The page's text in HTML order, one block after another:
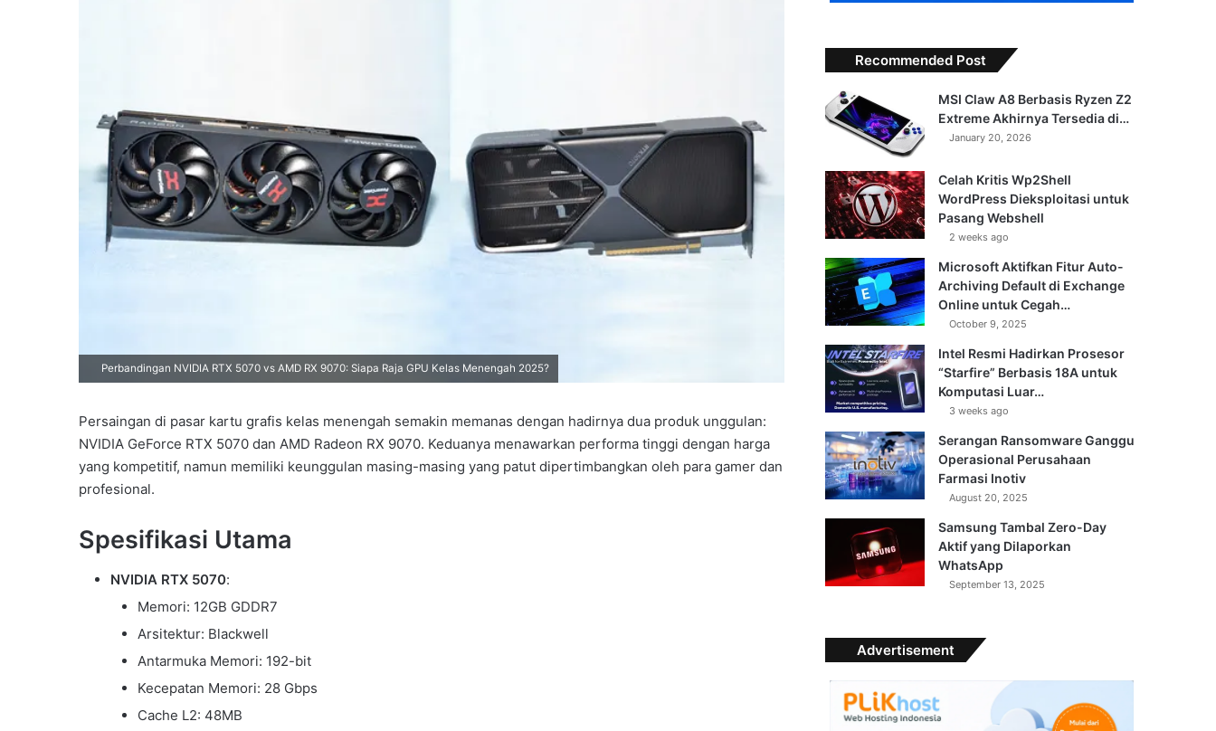
Perbandingan NVIDIA RTX 5070 vs AMD RX 9070: Siapa Raja GPU Kelas Menengah 2025?
Persaingan di pasar kartu grafis kelas menengah semakin memanas dengan hadirnya dua produk unggulan:
NVIDIA GeForce RTX 5070 dan AMD Radeon RX 9070. Keduanya menawarkan performa tinggi dengan harga
yang kompetitif, namun memiliki keunggulan masing-masing yang patut dipertimbangkan oleh para gamer dan
profesional.
Spesifikasi Utama
NVIDIA RTX 5070:
Memori: 12GB GDDR7
Arsitektur: Blackwell
Antarmuka Memori: 192-bit
Kecepatan Memori: 28 Gbps
Cache L2: 48MB
Recommended Post
MSI Claw A8 Berbasis Ryzen Z2
Extreme Akhirnya Tersedia di…
January 20, 2026
Celah Kritis Wp2Shell
WordPress Dieksploitasi untuk
Pasang Webshell
2 weeks ago
Microsoft Aktifkan Fitur Auto-
Archiving Default di Exchange
Online untuk Cegah…
October 9, 2025
Intel Resmi Hadirkan Prosesor
“Starfire” Berbasis 18A untuk
Komputasi Luar…
3 weeks ago
Serangan Ransomware Ganggu
Operasional Perusahaan
Farmasi Inotiv
August 20, 2025
Samsung Tambal Zero-Day
Aktif yang Dilaporkan
WhatsApp
September 13, 2025
Advertisement